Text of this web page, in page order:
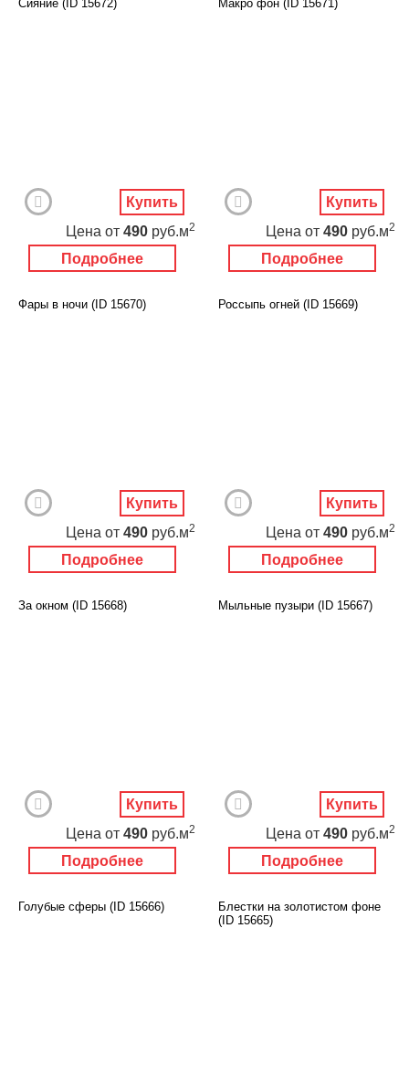
Сияние (ID 15672)
Подробнее
Цена от 490 руб.м2
Купить
Макро фон (ID 15671)
Подробнее
Цена от 490 руб.м2
Купить
Фары в ночи (ID 15670)
Подробнее
Цена от 490 руб.м2
Купить
Россыпь огней (ID 15669)
Подробнее
Цена от 490 руб.м2
Купить
За окном (ID 15668)
Подробнее
Цена от 490 руб.м2
Купить
Мыльные пузыри (ID 15667)
Подробнее
Цена от 490 руб.м2
Купить
Голубые сферы (ID 15666)
Блестки на золотистом фоне
(ID 15665)